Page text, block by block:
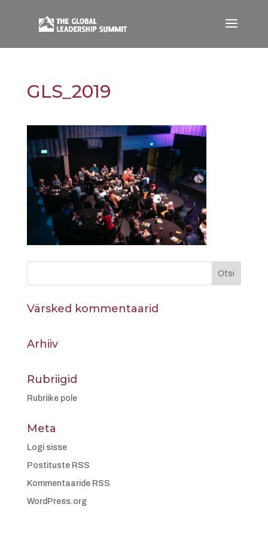
GLS_2019
Värsked kommentaarid
Arhiiv
Rubriigid
Rubriike pole
Meta
Logi sisse
Postituste RSS
Kommentaaride RSS
WordPress.org